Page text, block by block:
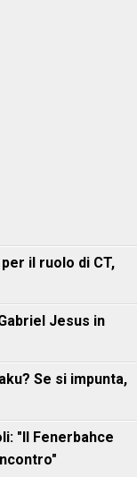
il ruolo di CT,
Jesus in
Se si impunta,
"Il Fenerbahce